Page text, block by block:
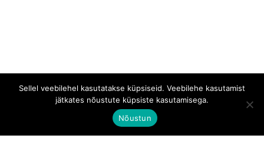
Sellel veebilehel kasutatakse küpsiseid. Veebilehe kasutamist
jätkates nõustute küpsiste kasutamisega.
Nõustun